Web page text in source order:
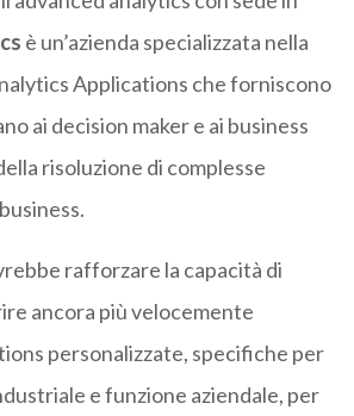
è un’azienda specializzata nella
Applications che forniscono
ai decision maker e ai business
risoluzione di complesse
rafforzare la capacità di
ancora più velocemente
personalizzate, specifiche per
e funzione aziendale, per